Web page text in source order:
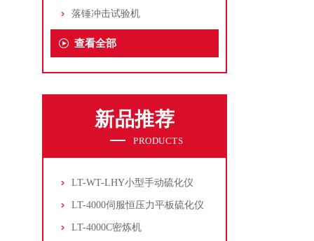
落锤冲击试验机
查看全部
新品推荐
PRODUCTS
LT-WT-LHY小型手动硫化仪
LT-4000伺服恒压力平板硫化仪
LT-4000C密炼机